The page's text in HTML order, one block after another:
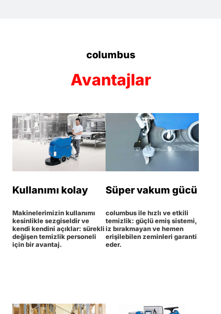
columbus
Avantajlar
Kullanımı kolay
Makinelerimizin kullanımı
kesinlikle sezgiseldir ve
kendi kendini açıklar: sürekli
değişen temizlik personeli
için bir avantaj.
Süper vakum gücü
columbus ile hızlı ve etkili
temizlik: güçlü emiş sistemi,
iz bırakmayan ve hemen
erişilebilen zeminleri garanti
eder.